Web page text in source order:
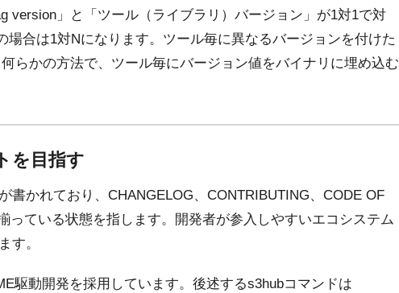
version」と「ツール（ライブラリ）バージョン」が1対1で対
場合は1対Nになります。ツール毎に異なるバージョンを付けた
らかの方法で、ツール毎にバージョン値をバイナリに埋め込む
を目指す
書かれており、CHANGELOG、CONTRIBUTING、CODE OF
っている状態を指します。開発者が参入しやすいエコシステム
す。
駆動開発を採用しています。後述するs3hubコマンドは